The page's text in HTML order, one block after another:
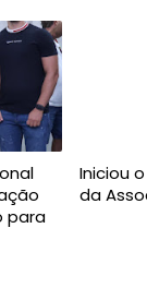
para
Iniciou
da